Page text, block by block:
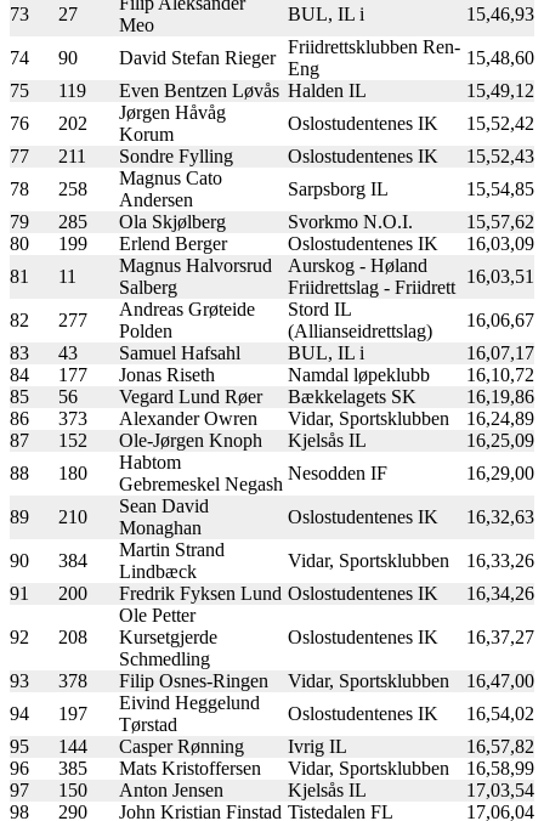
73
27
Meo
BUL, IL i 15,46,93
74 90 David Stefan Rieger
Friidrettsklubben Ren-
Eng
15,48,60
75
119 Even Bentzen Løvås Halden IL
15,49,12
76
202
Jørgen Håvåg
Korum
Oslostudentenes IK
15,52,42
77
211 Sondre Fylling Oslostudentenes IK
15,52,43
78
258
Magnus Cato
Andersen
Sarpsborg IL
15,54,85
79
285 Ola Skjølberg Svorkmo N.O.I.
15,57,62
80
199 Erlend Berger Oslostudentenes IK
16,03,09
81
11
Magnus Halvorsrud
Salberg
Aurskog - Høland
Friidrettslag - Friidrett
16,03,51
82 277
Andreas Grøteide
Polden
Stord IL
(Allianseidrettslag)
16,06,67
83
43 Samuel Hafsahl BUL, IL i
16,07,17
84
177 Jonas Riseth Namdal løpeklubb
16,10,72
85
56 Vegard Lund Røer Bækkelagets SK
16,19,86
86
373 Alexander Owren Vidar, Sportsklubben
16,24,89
87
152 Ole-Jørgen Knoph Kjelsås IL
16,25,09
88
180
Habtom
Gebremeskel Negash
Nesodden IF 16,29,00
89 210
Sean David
Monaghan
Oslostudentenes IK 16,32,63
90 384
Martin Strand
Lindbæck
Vidar, Sportsklubben
16,33,26
91
200 Fredrik Fyksen Lund Oslostudentenes IK 16,34,26
92 208
Ole Petter
Kursetgjerde
Schmedling
Oslostudentenes IK 16,37,27
93 378 Filip Osnes-Ringen Vidar, Sportsklubben
16,47,00
94
197
Eivind Heggelund
Tørstad
Oslostudentenes IK
16,54,02
95
144 Casper Rønning Ivrig IL
16,57,82
96
385 Mats Kristoffersen Vidar, Sportsklubben
16,58,99
97
150 Anton Jensen Kjelsås IL
17,03,54
98
290 John Kristian Finstad Tistedalen FL
17,06,04